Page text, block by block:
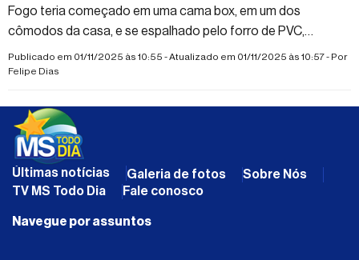
Fogo teria começado em uma cama box, em um dos
cômodos da casa, e se espalhado pelo forro de PVC,
atingindo outras partes do imóvel
Publicado em 01/11/2025 às 10:55 - Atualizado em 01/11/2025 às 10:57 - Por
Felipe Dias
Últimas notícias Galeria de fotos
Sobre Nós
TV MS Todo Dia
Fale conosco
Navegue por assuntos